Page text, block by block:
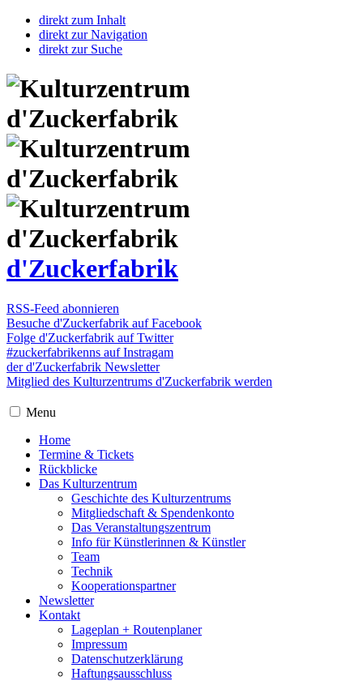
direkt zum Inhalt
direkt zur Navigation
direkt zur Suche
d'Zuckerfabrik
RSS-Feed abonnieren
Besuche d'Zuckerfabrik auf Facebook
Folge d'Zuckerfabrik auf Twitter
#zuckerfabrikenns auf Instragam
der d'Zuckerfabrik Newsletter
Mitglied des Kulturzentrums d'Zuckerfabrik werden
Menu
Home
Termine & Tickets
Rückblicke
Das Kulturzentrum
Geschichte des Kulturzentrums
Mitgliedschaft & Spendenkonto
Das Veranstaltungszentrum
Info für Künstlerinnen & Künstler
Team
Technik
Kooperationspartner
Newsletter
Kontakt
Lageplan + Routenplaner
Impressum
Datenschutzerklärung
Haftungsausschluss